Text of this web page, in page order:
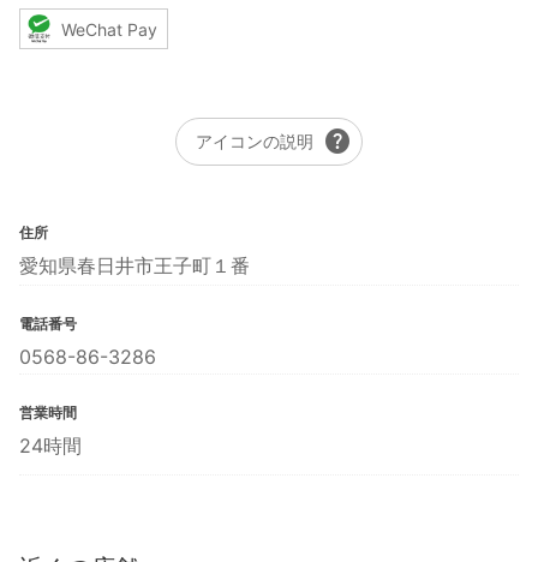
WeChat Pay
アイコンの説明 help
住所
愛知県春日井市王子町１番
電話番号
0568-86-3286
営業時間
24時間